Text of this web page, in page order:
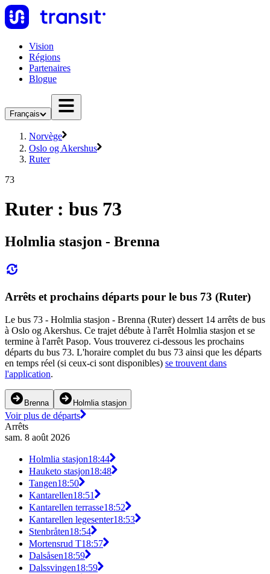
Vision
Régions
Partenaires
Blogue
Français
Norvège
Oslo og Akershus
Ruter
73
Ruter : bus 73
Holmlia stasjon - Brenna
Arrêts et prochains départs pour le bus 73 (Ruter)
Le bus 73 - Holmlia stasjon - Brenna (Ruter) dessert 14 arrêts de bus
à Oslo og Akershus. Ce trajet débute à l'arrêt Holmlia stasjon et se
termine à l'arrêt Pasop. Vous trouverez ci-dessous les prochains
départs du bus 73. L'horaire complet du bus 73 ainsi que les départs
en temps réel (si ceux-ci sont disponibles) se trouvent dans
l'application.
Brenna Holmlia stasjon
Voir plus de départs
Arrêts
sam. 8 août 2026
Holmlia stasjon18:44
Hauketo stasjon18:48
Tangen18:50
Kantarellen18:51
Kantarellen terrasse18:52
Kantarellen legesenter18:53
Stenbråten18:54
Mortensrud T18:57
Dalsåsen18:59
Dalssvingen18:59